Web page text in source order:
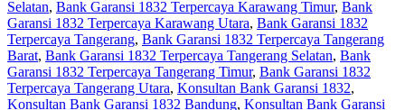
Selatan, Bank Garansi 1832 Terpercaya Karawang Timur, Bank
Garansi 1832 Terpercaya Karawang Utara, Bank Garansi 1832
Terpercaya Tangerang, Bank Garansi 1832 Terpercaya Tangerang
Barat, Bank Garansi 1832 Terpercaya Tangerang Selatan, Bank
Garansi 1832 Terpercaya Tangerang Timur, Bank Garansi 1832
Terpercaya Tangerang Utara, Konsultan Bank Garansi 1832,
Konsultan Bank Garansi 1832 Bandung, Konsultan Bank Garansi